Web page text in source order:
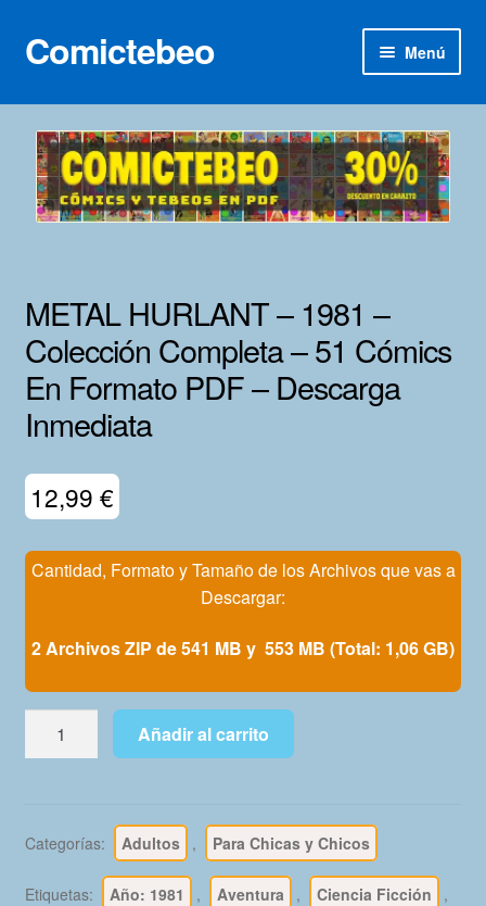
Ir
a
Ir
al
Comictebeo Menú
Inicio
Categorías
Franco-Belga
Lotes 100
Adultos
Mi Cuenta
METAL HURLANT – 1981 –
Colección Completa – 51 Cómics
En Formato PDF – Descarga
Inmediata
12,99 €
Cantidad, Formato y Tamaño de los Archivos que vas a
Descargar:
2 Archivos ZIP de 541 MB y 553 MB (Total: 1,06 GB)
HURLANT
Colección
Completa
Añadir al carrito
Categorías: Adultos , Para Chicas y Chicos
Etiquetas: Año: 1981 , Aventura , Ciencia Ficción ,